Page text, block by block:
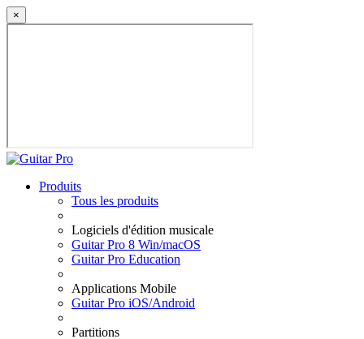
×
Produits
Tous les produits
Logiciels d'édition musicale
Guitar Pro 8 Win/macOS
Guitar Pro Education
Applications Mobile
Guitar Pro iOS/Android
Partitions